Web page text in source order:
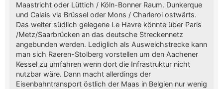
Maastricht oder Lüttich / Köln-Bonner Raum. Dunkerque
und Calais via Brüssel oder Mons / Charleroi ostwärts.
Das weiter südlich gelegene Le Havre könnte über Paris
/Metz/Saarbrücken an das deutsche Streckennetz
angebunden werden. Lediglich als Ausweichstrecke kann
man sich Raeren-Stolberg vorstellen um den Aachener
Kessel zu umfahren wenn dort die Infrastruktur nicht
nutzbar wäre. Dann macht allerdings der
Eisenbahntransport östlich der Maas in Belgien nur wenig